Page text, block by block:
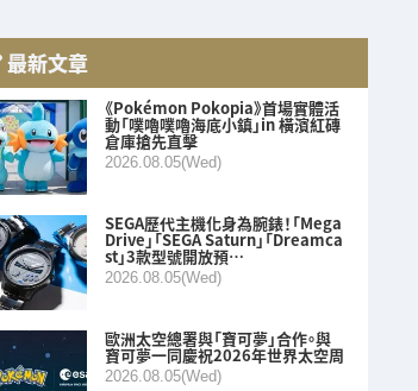
最新文章
《Pokémon Pokopia》首場實體活
動「噗嚕噗嚕海底小鎮」in 橫濱紅磚
倉庫搶先直擊
2026.08.05(Wed)
SEGA歷代主機化身為腕錶！「Mega
Drive」「SEGA Saturn」「Dreamca
st」3款型號開放預…
2026.08.05(Wed)
歐洲太空總署與「寶可夢」合作。與
寶可夢一同慶祝2026年世界太空周
2026.08.05(Wed)